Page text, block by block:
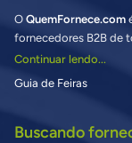
O QuemFornece.com
fornecedores B2B de
Continuar lendo...
Guia de Feiras
Buscando